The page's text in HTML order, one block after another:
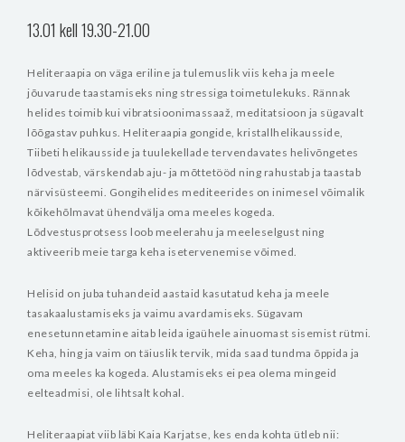
13.01 kell 19.30-21.00
Heliteraapia on väga eriline ja tulemuslik viis keha ja meele
jõuvarude taastamiseks ning stressiga toimetulekuks. Rännak
helides toimib kui vibratsioonimassaaž, meditatsioon ja sügavalt
lõõgastav puhkus. Heliteraapia gongide, kristallhelikausside,
Tiibeti helikausside ja tuulekellade tervendavates helivõngetes
lõdvestab, värskendab aju- ja mõttetööd ning rahustab ja taastab
närvisüsteemi. Gongihelides mediteerides on inimesel võimalik
kõikehõlmavat ühendvälja oma meeles kogeda.
Lõdvestusprotsess loob meelerahu ja meeleselgust ning
aktiveerib meie targa keha isetervenemise võimed.
Helisid on juba tuhandeid aastaid kasutatud keha ja meele
tasakaalustamiseks ja vaimu avardamiseks. Sügavam
enesetunnetamine aitab leida igaühele ainuomast sisemist rütmi.
Keha, hing ja vaim on täiuslik tervik, mida saad tundma õppida ja
oma meeles ka kogeda. Alustamiseks ei pea olema mingeid
eelteadmisi, ole lihtsalt kohal.
Heliteraapiat viib läbi Kaia Karjatse, kes enda kohta ütleb nii: